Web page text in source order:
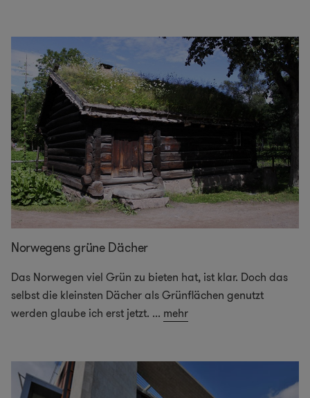
Norwegens grüne Dächer
Das Norwegen viel Grün zu bieten hat, ist klar. Doch das
selbst die kleinsten Dächer als Grünflächen genutzt
werden glaube ich erst jetzt. ... mehr